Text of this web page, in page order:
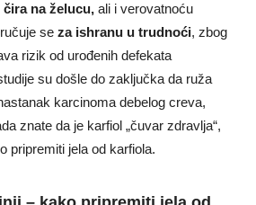
čira na želucu, ali i verovatnoću
se za ishranu u trudnoći, zbog
rizik od urođenih defekata
su došle do zaključka da ruža
karcinoma debelog creva,
znate da je karfiol „čuvar zdravlja“,
pripremiti jela od karfiola.